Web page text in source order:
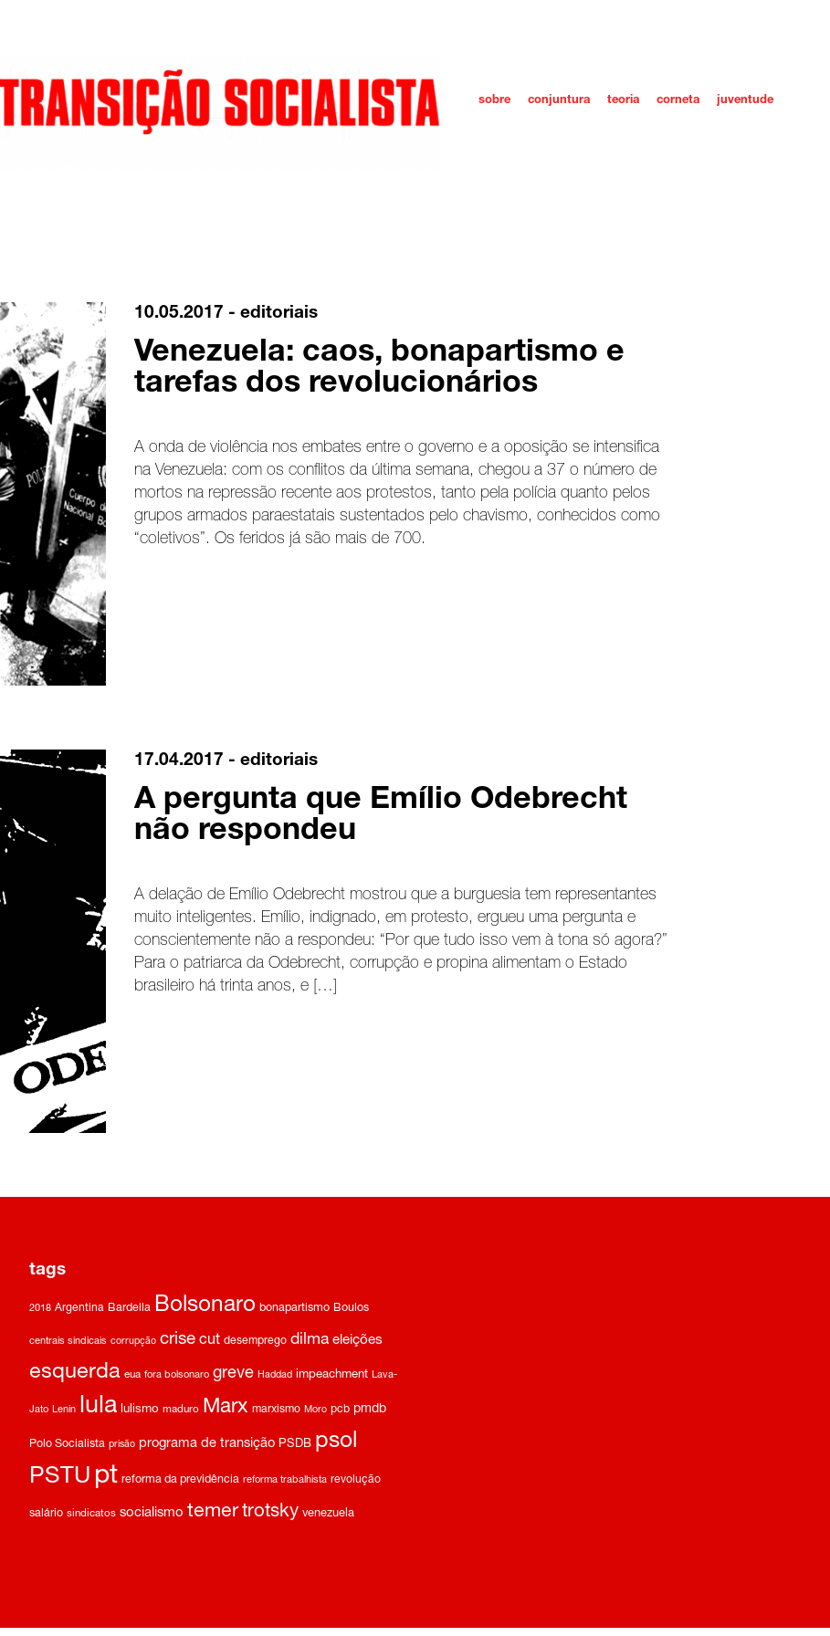
sobre conjuntura teoria corneta juventude
10.05.2017 - editoriais
Venezuela: caos, bonapartismo e
tarefas dos revolucionários
A onda de violência nos embates entre o governo e a oposição se intensifica
na Venezuela: com os conflitos da última semana, chegou a 37 o número de
mortos na repressão recente aos protestos, tanto pela polícia quanto pelos
grupos armados paraestatais sustentados pelo chavismo, conhecidos como
“coletivos”. Os feridos já são mais de 700.
17.04.2017 - editoriais
A pergunta que Emílio Odebrecht
não respondeu
A delação de Emílio Odebrecht mostrou que a burguesia tem representantes
muito inteligentes. Emílio, indignado, em protesto, ergueu uma pergunta e
conscientemente não a respondeu: “Por que tudo isso vem à tona só agora?”
Para o patriarca da Odebrecht, corrupção e propina alimentam o Estado
brasileiro há trinta anos, e […]
tags
2018 Argentina Bardella Bolsonaro bonapartismo Boulos
centrais sindicais corrupção crise cut desemprego dilma eleições
esquerda eua fora bolsonaro greve Haddad impeachment Lava-
Jato Lenin lula lulismo maduro Marx marxismo Moro pcb pmdb
Polo Socialista prisão programa de transição PSDB psol
PSTU pt reforma da previdência reforma trabalhista revolução
salário sindicatos socialismo temer trotsky venezuela